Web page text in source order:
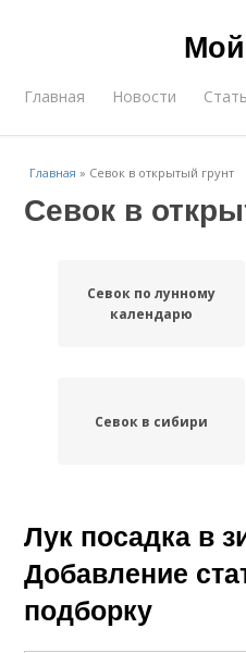
Главная Новости
Главная » Севок в открытый грунт
Севок в
Севок по лунному
календарю
Севок в сибири
Посадки в открытый
грунт
Лук посадка в
Добавление
подборку